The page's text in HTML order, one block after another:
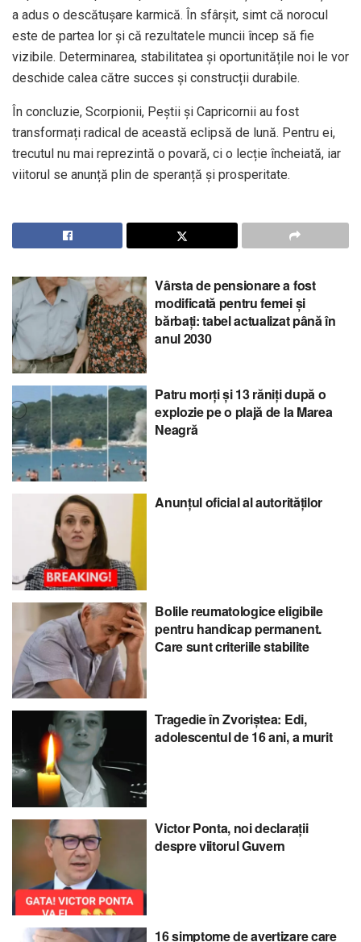
a adus o descătușare karmică. În sfârșit, simt că norocul
este de partea lor și că rezultatele muncii încep să fie
vizibile. Determinarea, stabilitatea și oportunitățile noi le vor
deschide calea către succes și construcții durabile.
În concluzie, Scorpionii, Peștii și Capricornii au fost
transformați radical de această eclipsă de lună. Pentru ei,
trecutul nu mai reprezintă o povară, ci o lecție încheiată, iar
viitorul se anunță plin de speranță și prosperitate.
Vârsta de pensionare a fost
modificată pentru femei și
bărbați: tabel actualizat până în
anul 2030
Patru morți și 13 răniți după o
explozie pe o plajă de la Marea
Neagră
Anunțul oficial al autorităților
Bolile reumatologice eligibile
pentru handicap permanent.
Care sunt criteriile stabilite
Tragedie în Zvoriștea: Edi,
adolescentul de 16 ani, a murit
Victor Ponta, noi declarații
despre viitorul Guvern
16 simptome de avertizare care